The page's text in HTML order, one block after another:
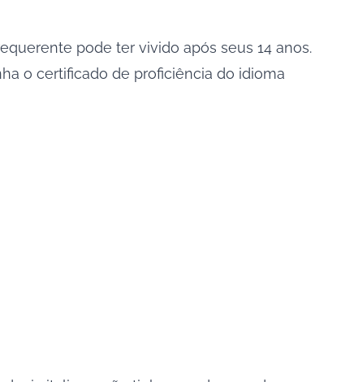
pode ter vivido após seus 14 anos.
o certificado de proficiência do idioma